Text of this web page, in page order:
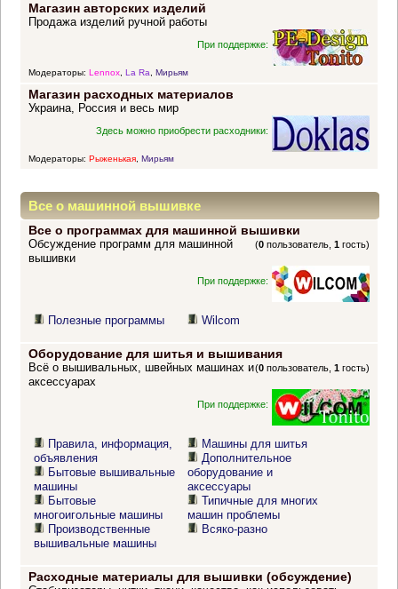
Магазин авторских изделий
Продажа изделий ручной работы
При поддержке:
Модераторы: Lennox, La Ra, Мирьям
Магазин расходных материалов
Украина, Россия и весь мир
Здесь можно приобрести расходники:
Модераторы: Рыженькая, Мирьям
Все о машинной вышивке
Все о программах для машинной вышивки
(0 пользователь,1 гость)
Обсуждение программ для машинной
вышивки
При поддержке:
Полезные программы Wilcom
Оборудование для шитья и вышивания
(0 пользователь,1 гость)
Всё о вышивальных, швейных машинах и
аксессуарах
При поддержке:
Правила, информация,
объявления
Бытовые вышивальные
машины
Бытовые
многоигольные машины
Производственные
вышивальные машины
Машины для шитья
Дополнительное
оборудование и
аксессуары
Типичные для многих
машин проблемы
Всяко-разно
Расходные материалы для вышивки (обсуждение)